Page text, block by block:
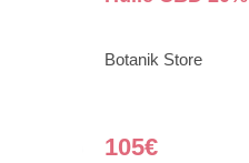
Botanik Store
105€